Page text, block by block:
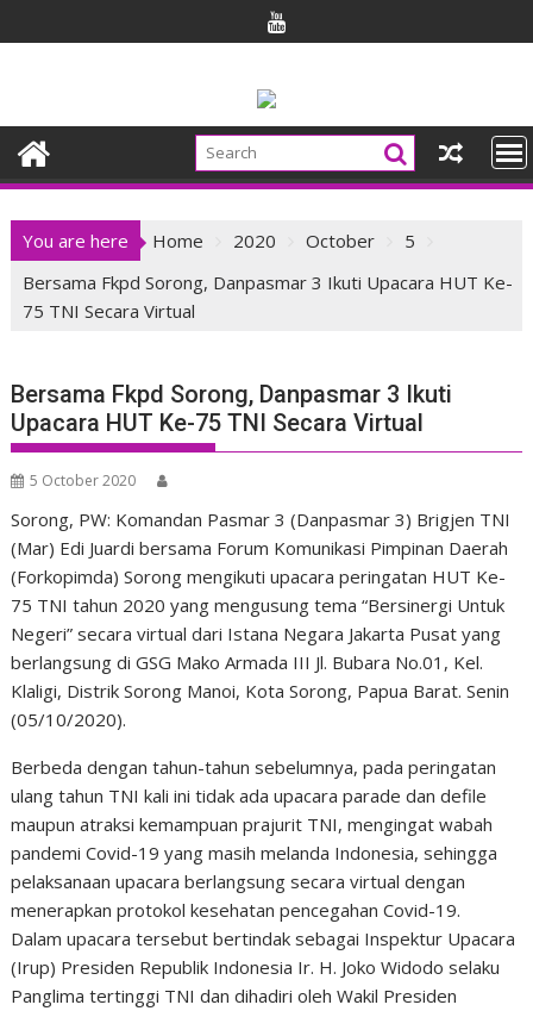
to
You are here Home 2020 October
5
Bersama Fkpd Sorong, Danpasmar 3 Ikuti Upacara HUT Ke-
75 TNI Secara Virtual
Bersama Fkpd Sorong, Danpasmar 3 Ikuti
Upacara HUT Ke-75 TNI Secara Virtual
5 October 2020
Sorong, PW: Komandan Pasmar 3 (Danpasmar 3) Brigjen TNI
(Mar) Edi Juardi bersama Forum Komunikasi Pimpinan Daerah
(Forkopimda) Sorong mengikuti upacara peringatan HUT Ke-
75 TNI tahun 2020 yang mengusung tema “Bersinergi Untuk
Negeri” secara virtual dari Istana Negara Jakarta Pusat yang
berlangsung di GSG Mako Armada III Jl. Bubara No.01, Kel.
Klaligi, Distrik Sorong Manoi, Kota Sorong, Papua Barat. Senin
(05/10/2020).
Berbeda dengan tahun-tahun sebelumnya, pada peringatan
ulang tahun TNI kali ini tidak ada upacara parade dan defile
maupun atraksi kemampuan prajurit TNI, mengingat wabah
pandemi Covid-19 yang masih melanda Indonesia, sehingga
pelaksanaan upacara berlangsung secara virtual dengan
menerapkan protokol kesehatan pencegahan Covid-19.
Dalam upacara tersebut bertindak sebagai Inspektur Upacara
(Irup) Presiden Republik Indonesia Ir. H. Joko Widodo selaku
Panglima tertinggi TNI dan dihadiri oleh Wakil Presiden